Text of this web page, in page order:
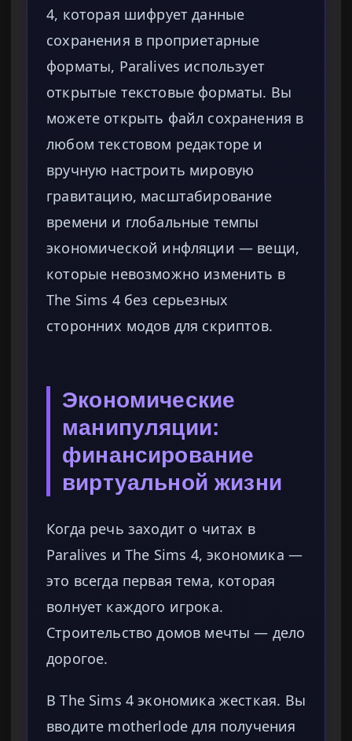
4, которая шифрует данные
сохранения в проприетарные
форматы, Paralives использует
открытые текстовые форматы. Вы
можете открыть файл сохранения в
любом текстовом редакторе и
вручную настроить мировую
гравитацию, масштабирование
времени и глобальные темпы
экономической инфляции — вещи,
которые невозможно изменить в
The Sims 4 без серьезных
сторонних модов для скриптов.
Экономические
манипуляции:
финансирование
виртуальной жизни
Когда речь заходит о читах в
Paralives и The Sims 4, экономика —
это всегда первая тема, которая
волнует каждого игрока.
Строительство домов мечты — дело
дорогое.
В The Sims 4 экономика жесткая. Вы
вводите motherlode для получения